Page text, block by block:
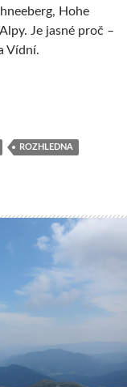
Hohe
Je jasné proč –
Vídní.
a ocelový
ROZHLEDNA